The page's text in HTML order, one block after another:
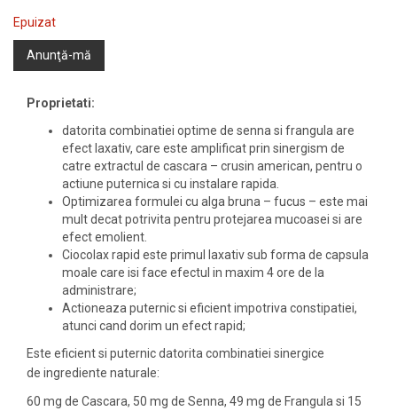
Epuizat
Anunţă-mă
Proprietati:
datorita combinatiei optime de senna si frangula are
efect laxativ, care este amplificat prin sinergism de
catre extractul de cascara – crusin american, pentru o
actiune puternica si cu instalare rapida.
Optimizarea formulei cu alga bruna – fucus – este mai
mult decat potrivita pentru protejarea mucoasei si are
efect emolient.
Ciocolax rapid este primul laxativ sub forma de capsula
moale care isi face efectul in maxim 4 ore de la
administrare;
Actioneaza puternic si eficient impotriva constipatiei,
atunci cand dorim un efect rapid;
Este eficient si puternic datorita combinatiei sinergice
de ingrediente naturale:
60 mg de Cascara, 50 mg de Senna, 49 mg de Frangula si 15